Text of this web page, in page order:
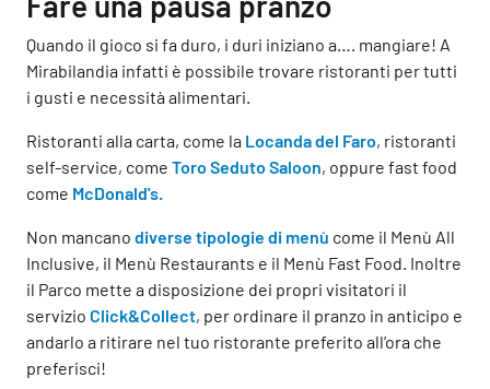
Quando il gioco si fa duro, i duri iniziano a…. mangiare! A
Mirabilandia infatti è possibile trovare ristoranti per tutti
i gusti e necessità alimentari.
Ristoranti alla carta, come la Locanda del Faro, ristoranti
self-service, come Toro Seduto Saloon, oppure fast food
come McDonald's.
Non mancano diverse tipologie di menù come il Menù All
Inclusive, il Menù Restaurants e il Menù Fast Food. Inoltre
il Parco mette a disposizione dei propri visitatori il
servizio Click&Collect, per ordinare il pranzo in anticipo e
andarlo a ritirare nel tuo ristorante preferito all’ora che
preferisci!